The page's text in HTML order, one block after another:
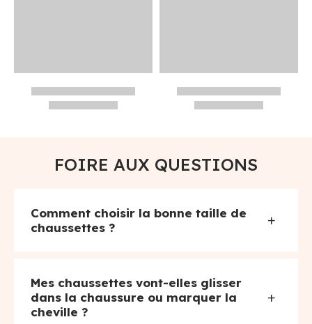
FOIRE AUX QUESTIONS
Comment choisir la bonne taille de
chaussettes ?
+
Mes chaussettes vont-elles glisser
dans la chaussure ou marquer la
cheville ?
+